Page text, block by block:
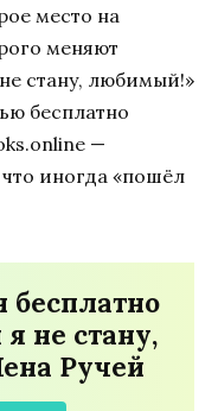
место на
меняют
стану, любимый!»
бесплатно
—
иногда «пошёл
бесплатно
не стану,
Ручей